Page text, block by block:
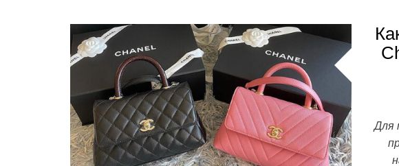
Для